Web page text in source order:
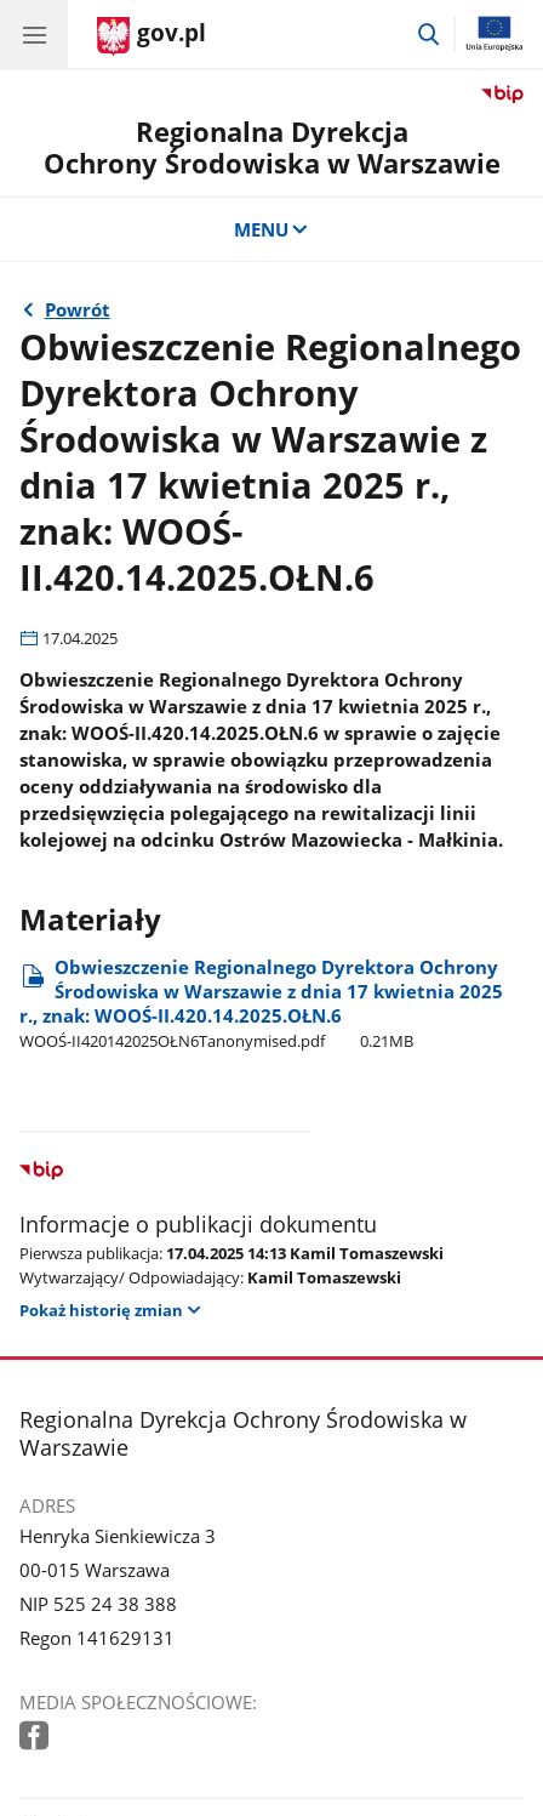
gov.pl
przejdź
Regionalna Dyrekcja
Ochrony Środowiska w Warszawie
MENU
Powrót
Obwieszczenie Regionalnego
Dyrektora Ochrony
Środowiska w Warszawie z
dnia 17 kwietnia 2025 r.,
znak: WOOŚ-
II.420.14.2025.OŁN.6
17.04.2025
Obwieszczenie Regionalnego Dyrektora Ochrony
Środowiska w Warszawie z dnia 17 kwietnia 2025 r.,
znak: WOOŚ-II.420.14.2025.OŁN.6 w sprawie o zajęcie
stanowiska, w sprawie obowiązku przeprowadzenia
oceny oddziaływania na środowisko dla
przedsięwzięcia polegającego na rewitalizacji linii
kolejowej na odcinku Ostrów Mazowiecka - Małkinia.
Materiały
Obwieszczenie Regionalnego Dyrektora Ochrony
Środowiska w Warszawie z dnia 17 kwietnia 2025
r., znak: WOOŚ-II.420.14.2025.OŁN.6
WOOŚ-II420142025OŁN6Tanonymised.pdf 0.21MB
Informacje o publikacji dokumentu
Pierwsza publikacja: 17.04.2025 14:13 Kamil Tomaszewski
Wytwarzający/ Odpowiadający: Kamil Tomaszewski
Pokaż historię zmian
stopka
Regionalna Dyrekcja Ochrony Środowiska w
Warszawie
ADRES
Henryka Sienkiewicza 3
00-015 Warszawa
NIP 525 24 38 388
Regon 141629131
MEDIA SPOŁECZNOŚCIOWE: